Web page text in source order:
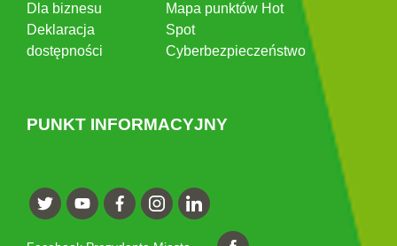
Dla biznesu
Deklaracja
dostępności
Mapa punktów Hot
Spot
Cyberbezpieczeństwo
PUNKT INFORMACYJNY